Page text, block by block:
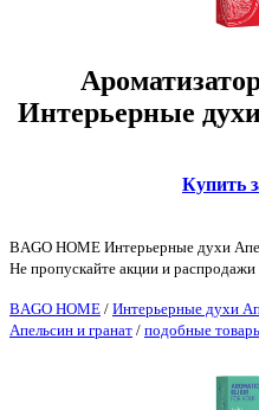
Интерьерные
Купить
BAGO HOME Интерьерные духи
Не пропускайте акции и распродажи
BAGO HOME / Интерьерные духи
Апельсин и гранат / подобные